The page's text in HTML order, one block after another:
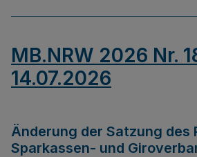
MB.NRW 2026 Nr.
14.07.2026
Änderung der Satzung des
Sparkassen- und